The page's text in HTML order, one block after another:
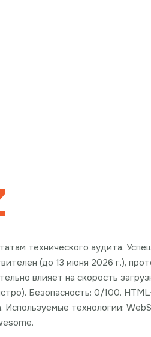
технического аудита.
(до 13 июня 2026 г.),
влияет на скорость
Безопасность: 0/100.
технологии: